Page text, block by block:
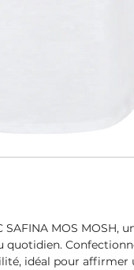
SAFINA MOS MOSH,
idéal pour affirmer